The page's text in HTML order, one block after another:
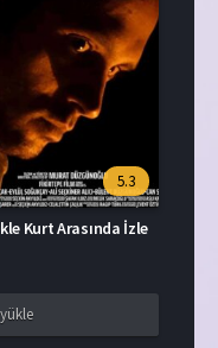
5.3
Kurt Arasında İzle